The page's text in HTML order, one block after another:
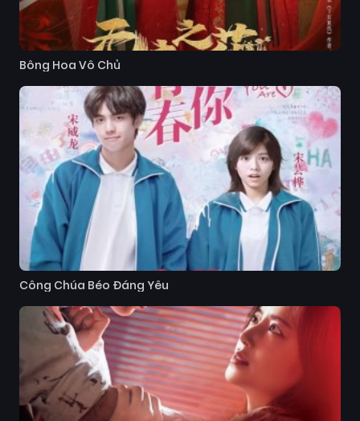
Bông Hoa Vô Chủ
Công Chúa Béo Đáng Yêu